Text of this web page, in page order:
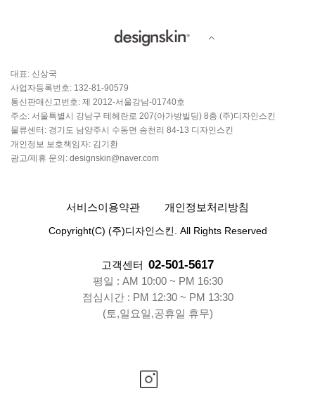
대표: 신상국
사업자등록번호: 132-81-90579
통신판매신고번호: 제 2012-서울강남-01740호
주소: 서울특별시 강남구 테헤란로 207(아가방빌딩) 8층 (주)디자인스킨
물류센터: 경기도 남양주시 수동면 송천리 84-13 디자인스킨
개인정보 보호책임자: 김기환
광고/제휴 문의: designskin@naver.com
서비스이용약관 개인정보처리방침
Copyright(C) (주)디자인스킨. All Rights Reserved
고객센터 02-501-5617
평일 : AM 10:00 ~ PM 16:30
점심시간 : PM 12:30 ~ PM 13:30
(토,일요일,공휴일 휴무)